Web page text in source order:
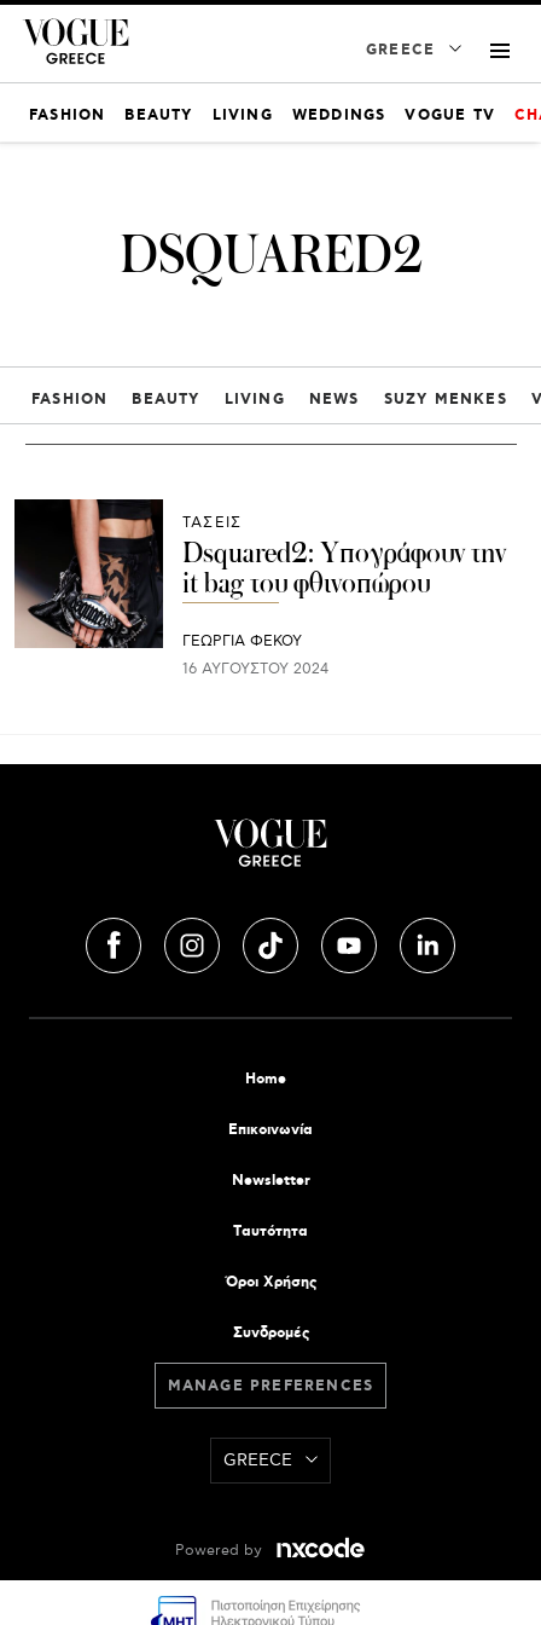
GREECE
FASHION BEAUTY LIVING WEDDINGS VOGUE TV
DSQUARED2
FASHION BEAUTY LIVING NEWS SUZY MENKES
ΤΑΣΕΙΣ
Dsquared2: Υπογράφουν την
it bag του φθινοπώρου
ΓΕΩΡΓΙΑ ΦΕΚΟΥ
16 ΑΥΓΟΎΣΤΟΥ 2024
Home
Επικοινωνία
Newsletter
Tαυτότητα
Όροι Χρήσης
Συνδρομές
MANAGE PREFERENCES
GREECE
Powered by